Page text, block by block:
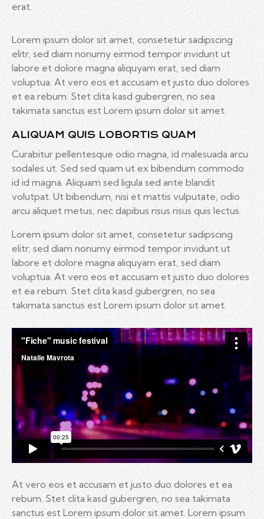
erat.
Lorem ipsum dolor sit amet, consetetur sadipscing
elitr, sed diam nonumy eirmod tempor invidunt ut
labore et dolore magna aliquyam erat, sed diam
voluptua. At vero eos et accusam et justo duo dolores
et ea rebum. Stet clita kasd gubergren, no sea
takimata sanctus est Lorem ipsum dolor sit amet.
ALIQUAM QUIS LOBORTIS QUAM
Curabitur pellentesque odio magna, id malesuada arcu
sodales ut. Sed sed quam ut ex bibendum commodo
id id magna. Aliquam sed ligula sed ante blandit
volutpat. Ut bibendum, nisi et mattis vulputate, odio
arcu aliquet metus, nec dapibus risus risus quis lectus.
Lorem ipsum dolor sit amet, consetetur sadipscing
elitr, sed diam nonumy eirmod tempor invidunt ut
labore et dolore magna aliquyam erat, sed diam
voluptua. At vero eos et accusam et justo duo dolores
et ea rebum. Stet clita kasd gubergren, no sea
takimata sanctus est Lorem ipsum dolor sit amet.
At vero eos et accusam et justo duo dolores et ea
rebum. Stet clita kasd gubergren, no sea takimata
sanctus est Lorem ipsum dolor sit amet. Lorem ipsum